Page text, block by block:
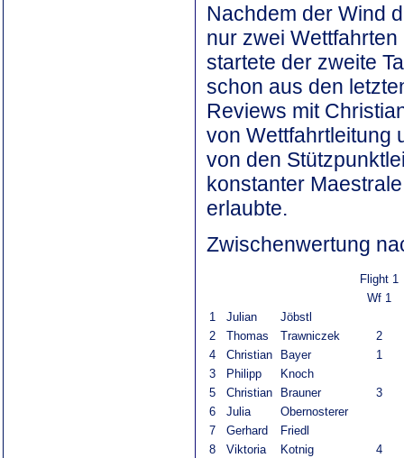
Nachdem der Wind
nur zwei
startete der zweite
schon aus den
Reviews mit
von Wettfahrtleitung
von den
konstanter
erlaubte.
Zwischenwertung
Flight 1
Wf 1
1
Julian
Jöbstl
2
Thomas Trawniczek
2
4
Christian Bayer
1
3
Philipp
Knoch
5
Christian Brauner
3
6
Julia
Obernosterer
7
Gerhard
Friedl
8
Viktoria Kotnig
4